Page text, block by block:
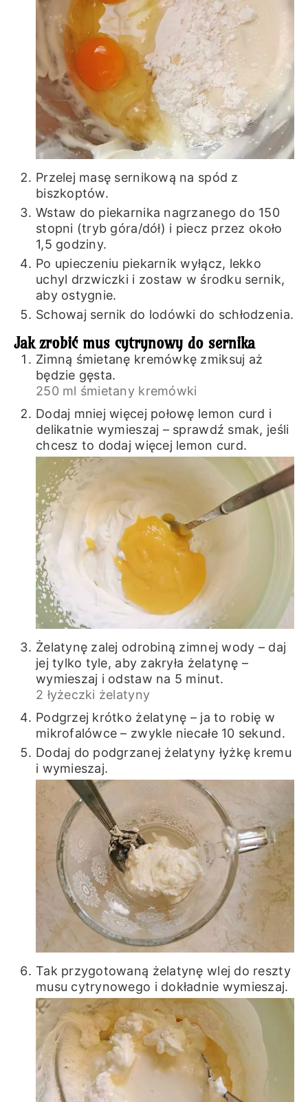
Przelej masę sernikową na spód z
biszkoptów.
Wstaw do piekarnika nagrzanego do 150
stopni (tryb góra/dół) i piecz przez około
1,5 godziny.
Po upieczeniu piekarnik wyłącz, lekko
uchyl drzwiczki i zostaw w środku sernik,
aby ostygnie.
Schowaj sernik do lodówki do schłodzenia.
Jak zrobić mus cytrynowy do sernika
Zimną śmietanę kremówkę zmiksuj aż
będzie gęsta.
250 ml śmietany kremówki
Dodaj mniej więcej połowę lemon curd i
delikatnie wymieszaj – sprawdź smak, jeśli
chcesz to dodaj więcej lemon curd.
Żelatynę zalej odrobiną zimnej wody – daj
jej tylko tyle, aby zakryła żelatynę –
wymieszaj i odstaw na 5 minut.
2 łyżeczki żelatyny
Podgrzej krótko żelatynę – ja to robię w
mikrofalówce – zwykle niecałe 10 sekund.
Dodaj do podgrzanej żelatyny łyżkę kremu
i wymieszaj.
Tak przygotowaną żelatynę wlej do reszty
musu cytrynowego i dokładnie wymieszaj.